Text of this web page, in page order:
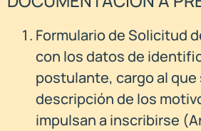
Formulario de Solicitud
con los datos de
postulante, cargo al
descripción de los
impulsan a inscribirse